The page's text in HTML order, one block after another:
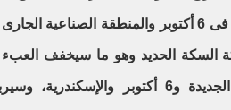
المنطقة الصناعية فى 6 أكتوبر والمنطقة
السكة الحديد وهو ما سيخفف
العاصمة الإدارية الجديدة و6 أكتوبر